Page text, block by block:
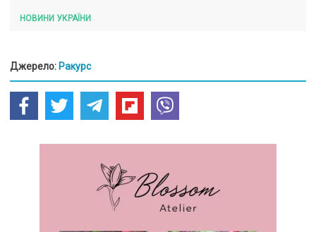
НОВИНИ УКРАЇНИ
Джерело: Ракурс